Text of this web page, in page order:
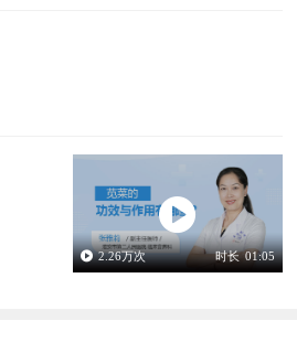
2.26万次 时长 01:05